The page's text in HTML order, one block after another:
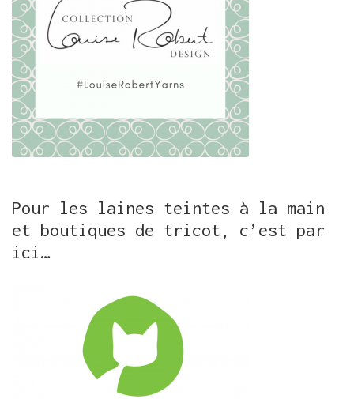
Pour les laines teintes à la main
et boutiques de tricot, c’est par
ici…